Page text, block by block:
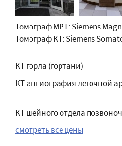
Томограф МРТ: Siemens
Томограф КТ: Siemens
КТ горла (гортани)
КТ-ангиография легочной
КТ шейного отдела
смотреть все цены